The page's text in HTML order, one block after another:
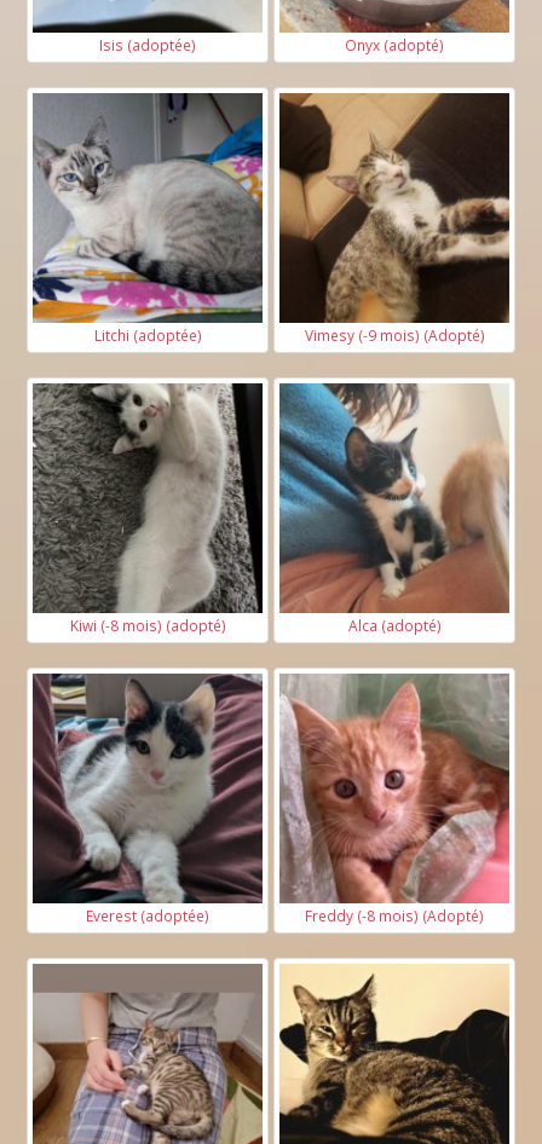
Isis (adoptée) Onyx (adopté)
Litchi (adoptée) Vimesy (-9 mois) (Adopté)
Kiwi (-8 mois) (adopté) Alca (adopté)
Everest (adoptée) Freddy (-8 mois) (Adopté)